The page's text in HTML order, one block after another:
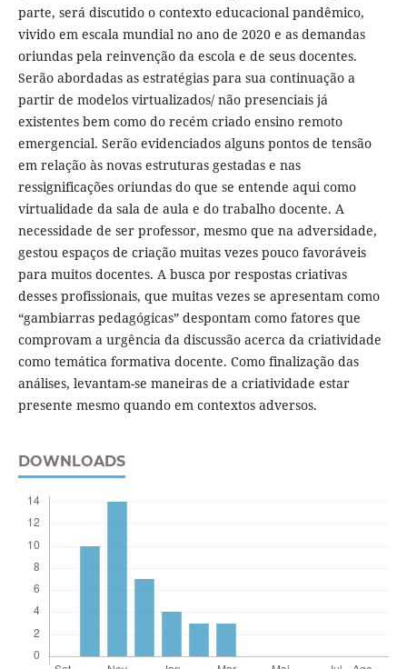
parte, será discutido o contexto educacional pandêmico,
vivido em escala mundial no ano de 2020 e as demandas
oriundas pela reinvenção da escola e de seus docentes.
Serão abordadas as estratégias para sua continuação a
partir de modelos virtualizados/ não presenciais já
existentes bem como do recém criado ensino remoto
emergencial. Serão evidenciados alguns pontos de tensão
em relação às novas estruturas gestadas e nas
ressignificações oriundas do que se entende aqui como
virtualidade da sala de aula e do trabalho docente. A
necessidade de ser professor, mesmo que na adversidade,
gestou espaços de criação muitas vezes pouco favoráveis
para muitos docentes. A busca por respostas criativas
desses profissionais, que muitas vezes se apresentam como
“gambiarras pedagógicas” despontam como fatores que
comprovam a urgência da discussão acerca da criatividade
como temática formativa docente. Como finalização das
análises, levantam-se maneiras de a criatividade estar
presente mesmo quando em contextos adversos.
DOWNLOADS